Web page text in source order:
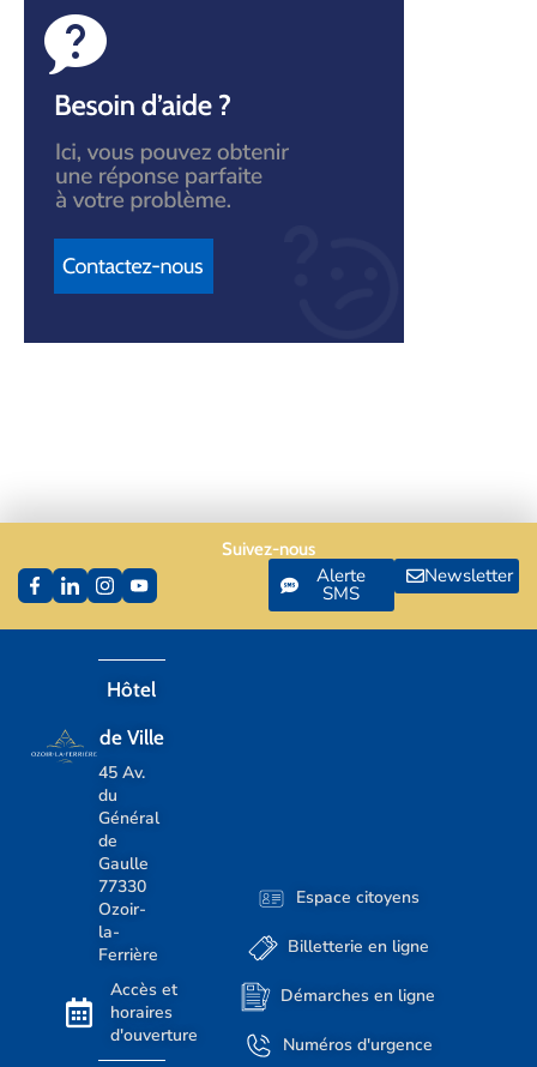
Hôtel
de Ville
45 Av.
du
Général
de
Gaulle
77330
Ozoir-
la-
Ferrière
Accès et
horaires
d'ouverture
Espace citoyens
Billetterie en ligne
Démarches en ligne
Numéros d'urgence
Suivez-nous
Alerte
SMS
Newsletter